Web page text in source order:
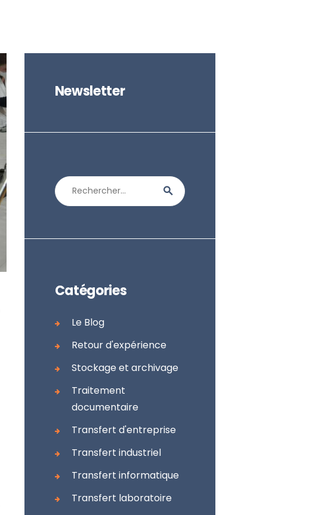
Newsletter
Rechercher :
Catégories
Le Blog
Retour d'expérience
Stockage et archivage
Traitement
documentaire
Transfert d'entreprise
Transfert industriel
Transfert informatique
Transfert laboratoire